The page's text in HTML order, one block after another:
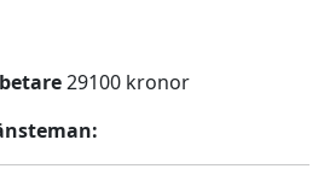
29100 kronor